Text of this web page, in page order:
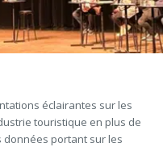
éclairantes sur les
touristique en plus de
portant sur les